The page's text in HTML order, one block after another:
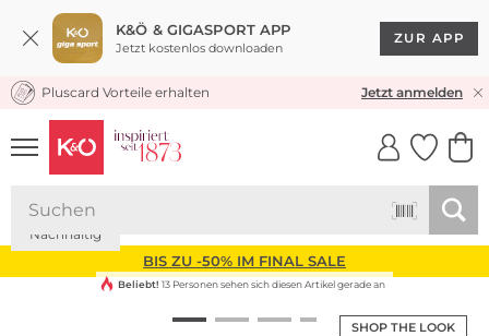
K&Ö & GIGASPORT APP
Jetzt kostenlos downloaden
ZUR APP
KOSTENLOSER VERSAND* & RÜCKVERSAND
Pluscard Vorteile erhalten Jetzt anmelden
UNSERE APP
CLICK &
BIS ZU -50% IM FINAL SALE
SHOP THE LOOK
Nachhaltig
Beliebt! 13 Personen sehen sich diesen Artikel gerade an